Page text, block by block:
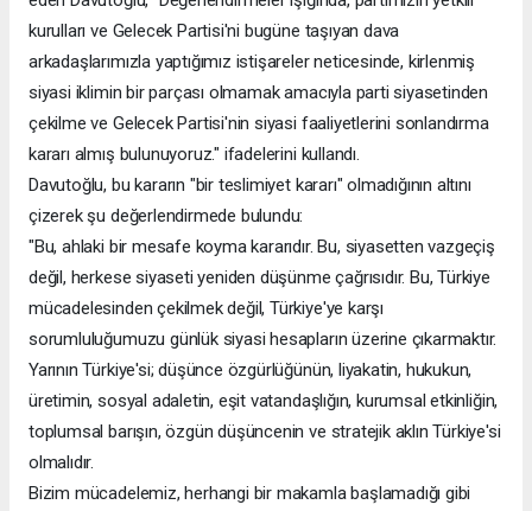
kurulları ve Gelecek Partisi'ni bugüne taşıyan dava
arkadaşlarımızla yaptığımız istişareler neticesinde, kirlenmiş
siyasi iklimin bir parçası olmamak amacıyla parti siyasetinden
çekilme ve Gelecek Partisi'nin siyasi faaliyetlerini sonlandırma
kararı almış bulunuyoruz." ifadelerini kullandı.
Davutoğlu, bu kararın "bir teslimiyet kararı" olmadığının altını
çizerek şu değerlendirmede bulundu:
"Bu, ahlaki bir mesafe koyma kararıdır. Bu, siyasetten vazgeçiş
değil, herkese siyaseti yeniden düşünme çağrısıdır. Bu, Türkiye
mücadelesinden çekilmek değil, Türkiye'ye karşı
sorumluluğumuzu günlük siyasi hesapların üzerine çıkarmaktır.
Yarının Türkiye'si; düşünce özgürlüğünün, liyakatin, hukukun,
üretimin, sosyal adaletin, eşit vatandaşlığın, kurumsal etkinliğin,
toplumsal barışın, özgün düşüncenin ve stratejik aklın Türkiye'si
olmalıdır.
Bizim mücadelemiz, herhangi bir makamla başlamadığı gibi